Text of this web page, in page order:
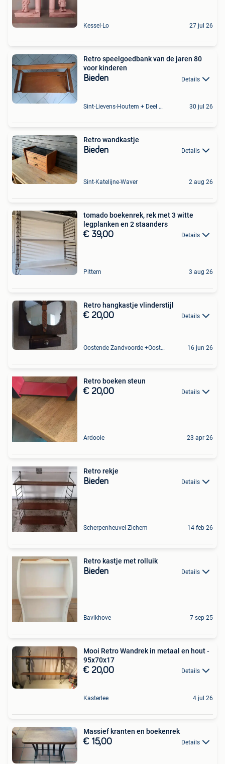
Kessel-Lo 27 jul 26
Retro speelgoedbank van de jaren 80
voor kinderen
Bieden Details
Sint-Lievens-Houtem + Deel Oombergen 30 jul 26
Retro wandkastje
Bieden Details
Sint-Katelijne-Waver 2 aug 26
tomado boekenrek, rek met 3 witte
legplanken en 2 staanders
€ 39,00 Details
Pittem 3 aug 26
Retro hangkastje vlinderstijl
€ 20,00 Details
Oostende Zandvoorde +Oostende 16 jun 26
Retro boeken steun
€ 20,00 Details
Ardooie 23 apr 26
Retro rekje
Bieden Details
Scherpenheuvel-Zichem 14 feb 26
Retro kastje met rolluik
Bieden Details
Bavikhove 7 sep 25
Mooi Retro Wandrek in metaal en hout -
95x70x17
€ 20,00 Details
Kasterlee 4 jul 26
Massief kranten en boekenrek
€ 15,00 Details